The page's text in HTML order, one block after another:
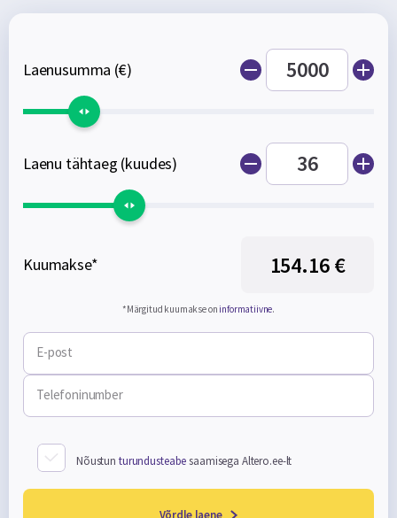
Laenusumma (€)
Laenu tähtaeg (kuudes)
Kuumakse* 154.16 €
*Märgitud kuumakse on informatiivne.
E-post
Telefoninumber
Nõustun turundusteabesaamisega Altero.ee-lt
Võrdle laene